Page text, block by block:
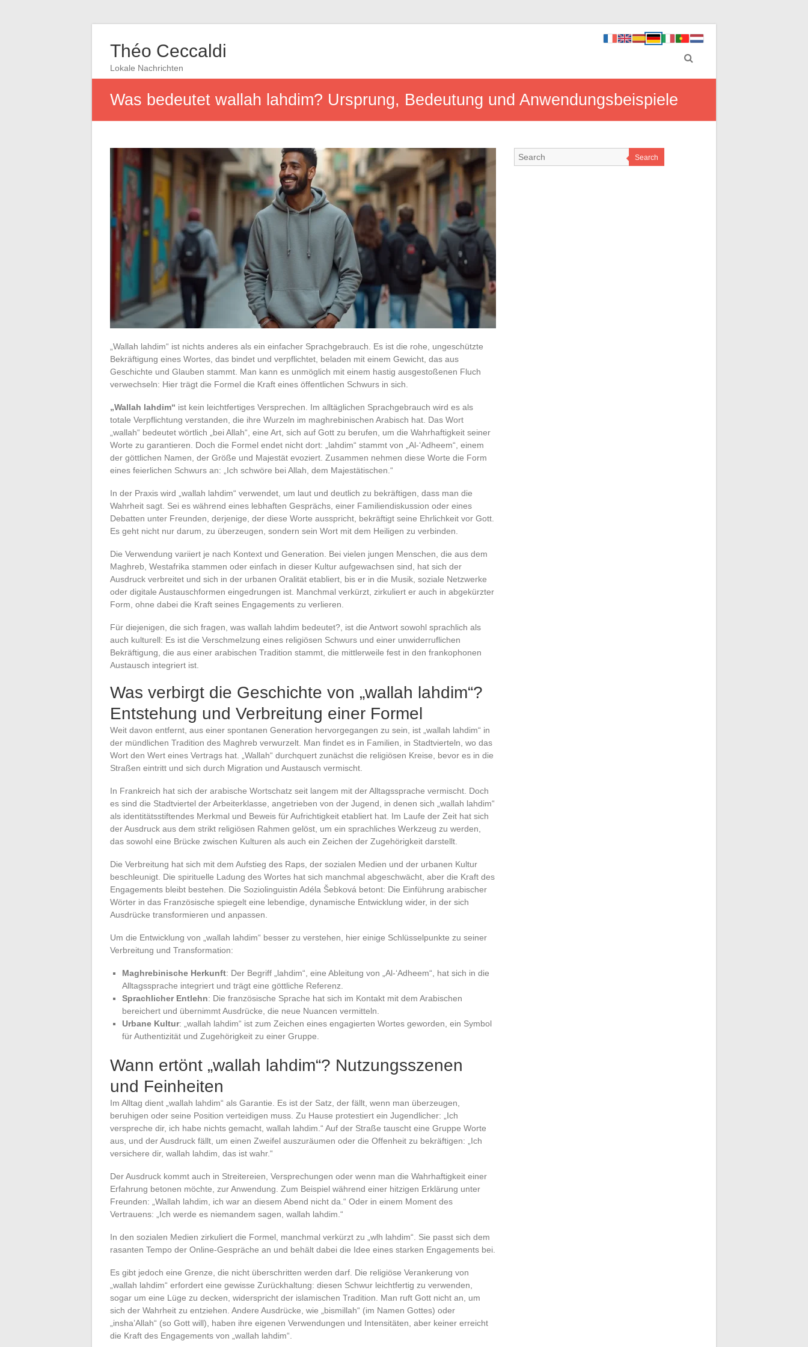
Théo Ceccaldi
Lokale Nachrichten
Was bedeutet wallah lahdim? Ursprung, Bedeutung und Anwendungsbeispiele
„Wallah lahdim“ ist nichts anderes als ein einfacher Sprachgebrauch. Es ist die rohe, ungeschützte
Bekräftigung eines Wortes, das bindet und verpflichtet, beladen mit einem Gewicht, das aus
Geschichte und Glauben stammt. Man kann es unmöglich mit einem hastig ausgestoßenen Fluch
verwechseln: Hier trägt die Formel die Kraft eines öffentlichen Schwurs in sich.
„Wallah lahdim“ ist kein leichtfertiges Versprechen. Im alltäglichen Sprachgebrauch wird es als
totale Verpflichtung verstanden, die ihre Wurzeln im maghrebinischen Arabisch hat. Das Wort
„wallah“ bedeutet wörtlich „bei Allah“, eine Art, sich auf Gott zu berufen, um die Wahrhaftigkeit seiner
Worte zu garantieren. Doch die Formel endet nicht dort: „lahdim“ stammt von „Al-‘Adheem“, einem
der göttlichen Namen, der Größe und Majestät evoziert. Zusammen nehmen diese Worte die Form
eines feierlichen Schwurs an: „Ich schwöre bei Allah, dem Majestätischen.“
In der Praxis wird „wallah lahdim“ verwendet, um laut und deutlich zu bekräftigen, dass man die
Wahrheit sagt. Sei es während eines lebhaften Gesprächs, einer Familiendiskussion oder eines
Debatten unter Freunden, derjenige, der diese Worte ausspricht, bekräftigt seine Ehrlichkeit vor Gott.
Es geht nicht nur darum, zu überzeugen, sondern sein Wort mit dem Heiligen zu verbinden.
Die Verwendung variiert je nach Kontext und Generation. Bei vielen jungen Menschen, die aus dem
Maghreb, Westafrika stammen oder einfach in dieser Kultur aufgewachsen sind, hat sich der
Ausdruck verbreitet und sich in der urbanen Oralität etabliert, bis er in die Musik, soziale Netzwerke
oder digitale Austauschformen eingedrungen ist. Manchmal verkürzt, zirkuliert er auch in abgekürzter
Form, ohne dabei die Kraft seines Engagements zu verlieren.
Für diejenigen, die sich fragen, was wallah lahdim bedeutet?, ist die Antwort sowohl sprachlich als
auch kulturell: Es ist die Verschmelzung eines religiösen Schwurs und einer unwiderruflichen
Bekräftigung, die aus einer arabischen Tradition stammt, die mittlerweile fest in den frankophonen
Austausch integriert ist.
Was verbirgt die Geschichte von „wallah lahdim“?
Entstehung und Verbreitung einer Formel
Weit davon entfernt, aus einer spontanen Generation hervorgegangen zu sein, ist „wallah lahdim“ in
der mündlichen Tradition des Maghreb verwurzelt. Man findet es in Familien, in Stadtvierteln, wo das
Wort den Wert eines Vertrags hat. „Wallah“ durchquert zunächst die religiösen Kreise, bevor es in die
Straßen eintritt und sich durch Migration und Austausch vermischt.
In Frankreich hat sich der arabische Wortschatz seit langem mit der Alltagssprache vermischt. Doch
es sind die Stadtviertel der Arbeiterklasse, angetrieben von der Jugend, in denen sich „wallah lahdim“
als identitätsstiftendes Merkmal und Beweis für Aufrichtigkeit etabliert hat. Im Laufe der Zeit hat sich
der Ausdruck aus dem strikt religiösen Rahmen gelöst, um ein sprachliches Werkzeug zu werden,
das sowohl eine Brücke zwischen Kulturen als auch ein Zeichen der Zugehörigkeit darstellt.
Die Verbreitung hat sich mit dem Aufstieg des Raps, der sozialen Medien und der urbanen Kultur
beschleunigt. Die spirituelle Ladung des Wortes hat sich manchmal abgeschwächt, aber die Kraft des
Engagements bleibt bestehen. Die Soziolinguistin Adéla Šebková betont: Die Einführung arabischer
Wörter in das Französische spiegelt eine lebendige, dynamische Entwicklung wider, in der sich
Ausdrücke transformieren und anpassen.
Um die Entwicklung von „wallah lahdim“ besser zu verstehen, hier einige Schlüsselpunkte zu seiner
Verbreitung und Transformation:
Maghrebinische Herkunft: Der Begriff „lahdim“, eine Ableitung von „Al-‘Adheem“, hat sich in die
Alltagssprache integriert und trägt eine göttliche Referenz.
Sprachlicher Entlehn: Die französische Sprache hat sich im Kontakt mit dem Arabischen
bereichert und übernimmt Ausdrücke, die neue Nuancen vermitteln.
Urbane Kultur: „wallah lahdim“ ist zum Zeichen eines engagierten Wortes geworden, ein Symbol
für Authentizität und Zugehörigkeit zu einer Gruppe.
Wann ertönt „wallah lahdim“? Nutzungsszenen
und Feinheiten
Im Alltag dient „wallah lahdim“ als Garantie. Es ist der Satz, der fällt, wenn man überzeugen,
beruhigen oder seine Position verteidigen muss. Zu Hause protestiert ein Jugendlicher: „Ich
verspreche dir, ich habe nichts gemacht, wallah lahdim.“ Auf der Straße tauscht eine Gruppe Worte
aus, und der Ausdruck fällt, um einen Zweifel auszuräumen oder die Offenheit zu bekräftigen: „Ich
versichere dir, wallah lahdim, das ist wahr.“
Der Ausdruck kommt auch in Streitereien, Versprechungen oder wenn man die Wahrhaftigkeit einer
Erfahrung betonen möchte, zur Anwendung. Zum Beispiel während einer hitzigen Erklärung unter
Freunden: „Wallah lahdim, ich war an diesem Abend nicht da.“ Oder in einem Moment des
Vertrauens: „Ich werde es niemandem sagen, wallah lahdim.“
In den sozialen Medien zirkuliert die Formel, manchmal verkürzt zu „wlh lahdim“. Sie passt sich dem
rasanten Tempo der Online-Gespräche an und behält dabei die Idee eines starken Engagements bei.
Es gibt jedoch eine Grenze, die nicht überschritten werden darf. Die religiöse Verankerung von
„wallah lahdim“ erfordert eine gewisse Zurückhaltung: diesen Schwur leichtfertig zu verwenden,
sogar um eine Lüge zu decken, widerspricht der islamischen Tradition. Man ruft Gott nicht an, um
sich der Wahrheit zu entziehen. Andere Ausdrücke, wie „bismillah“ (im Namen Gottes) oder
„insha’Allah“ (so Gott will), haben ihre eigenen Verwendungen und Intensitäten, aber keiner erreicht
die Kraft des Engagements von „wallah lahdim“.
Search